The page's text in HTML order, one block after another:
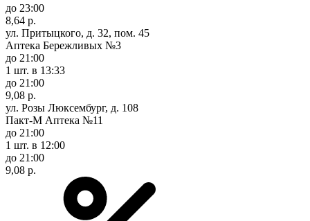
до 23:00
8,64 р.
ул. Притыцкого, д. 32, пом. 45
Аптека Бережливых №3
до 21:00
1 шт. в 13:33
до 21:00
9,08 р.
ул. Розы Люксембург, д. 108
Пакт-М Аптека №11
до 21:00
1 шт. в 12:00
до 21:00
9,08 р.